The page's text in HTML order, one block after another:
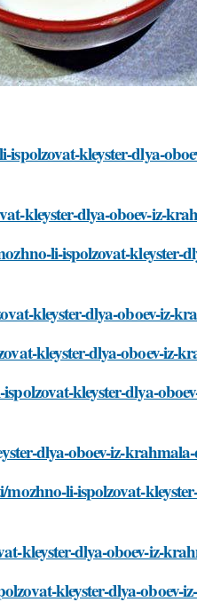
kleyster-dlya-
kleyster-dlya-oboev-iz-
li-ispolzovat-kleyster-
kleyster-dlya-oboev-iz-
kleyster-dlya-oboev-iz-
kleyster-dlya-
dlya-oboev-iz-
li-ispolzovat-
kleyster-dlya-oboev-iz-
kleyster-dlya-oboev-